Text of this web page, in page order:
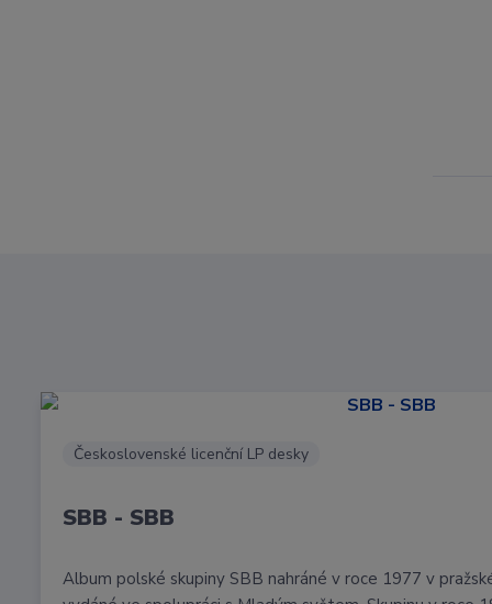
Československé licenční LP desky
SBB - SBB
Album polské skupiny SBB nahráné v roce 1977 v